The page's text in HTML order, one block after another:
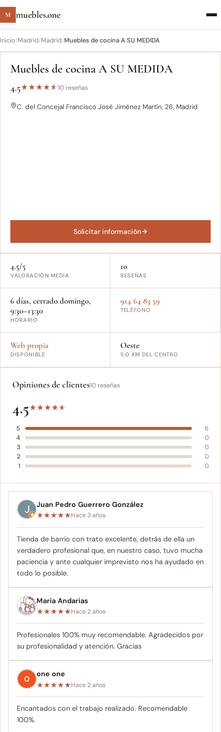
M muebles.one
Inicio/Madrid/Madrid/Muebles de cocina A SU MEDIDA
Muebles de cocina A SU MEDIDA
4.5★★★★★10 reseñas
C. del Concejal Francisco José Jiménez Martín, 26, Madrid
Solicitar información
4.5/5
VALORACIÓN MEDIA
10
RESEÑAS
6 días, cerrado domingo,
9:30–13:30
HORARIO
914 64 83 59
TELÉFONO
Web propia
DISPONIBLE
Oeste
5.0 KM DEL CENTRO
Opiniones de clientes10 reseñas
4.5★★★★★
5
6
4
0
3
0
2
0
1
0
Juan Pedro Guerrero González
★★★★★Hace 3 años
Tienda de barrio con trato excelente, detrás de ella un
verdadero profesional que, en nuestro caso, tuvo mucha
paciencia y ante cualquier imprevisto nos ha ayudado en
todo lo posible.
Maria Andarias
★★★★★Hace 2 años
Profesionales 100% muy recomendable. Agradecidos por
su profesionalidad y atención. Gracias
one one
★★★★★Hace 2 años
Encantados con el trabajo realizado. Recomendable
100%.